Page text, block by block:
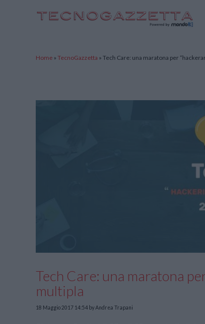
Home » TecnoGazzetta » Tech Care: una maratona per
Tech Care: una maratona
multipla
18 Maggio 2017 14:54 by Andrea Trapani